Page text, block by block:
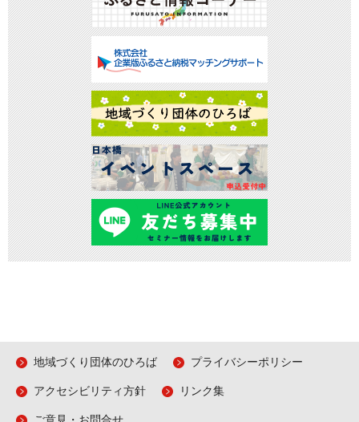
地域づくり団体のひろば プライバシーポリシー
アクセシビリティ方針 リンク集
ご意見・お問合せ